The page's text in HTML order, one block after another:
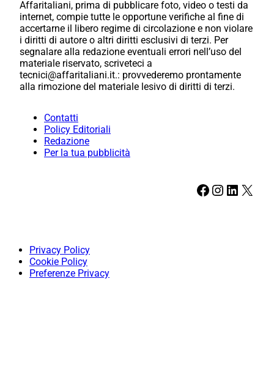
Affaritaliani, prima di pubblicare foto, video o testi da
internet, compie tutte le opportune verifiche al fine di
accertarne il libero regime di circolazione e non violare
i diritti di autore o altri diritti esclusivi di terzi. Per
segnalare alla redazione eventuali errori nell’uso del
materiale riservato, scriveteci a
tecnici@affaritaliani.it.: provvederemo prontamente
alla rimozione del materiale lesivo di diritti di terzi.
Contatti
Policy Editoriali
Redazione
Per la tua pubblicità
Facebook Instagram LinkedIn X
Privacy Policy
Cookie Policy
Preferenze Privacy